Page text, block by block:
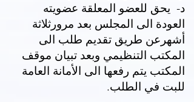
د- يحق للعضو المعلقة عضويته
العودة الى المجلس بعد مرورثلاثة
أشهرعن طريق تقديم طلب الى
المكتب التنظيمي وبعد تبيان موقف
المكتب يتم رفعها الى الأمانة العامة
للبت في الطلب.